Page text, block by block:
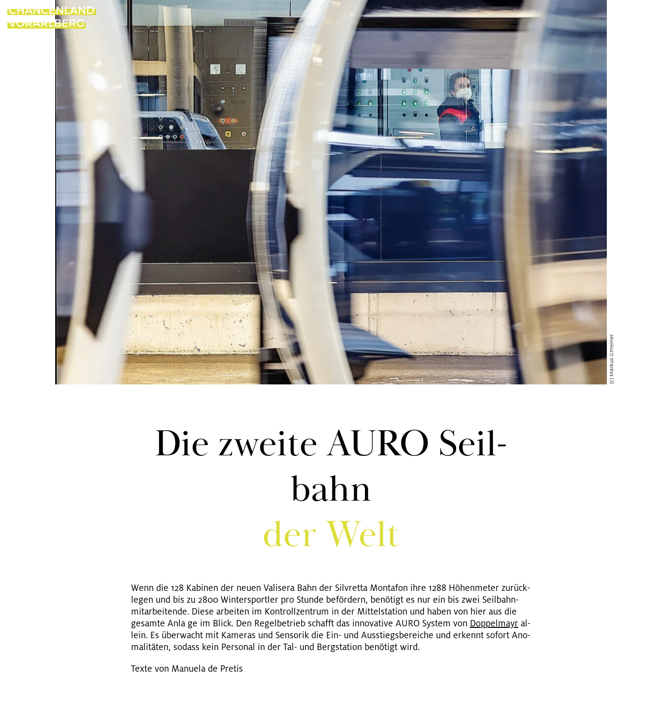
(c) Markus Gmeiner
Die zwei­te AURO Seil­
bahn
der Welt
Wenn die 128 Ka­bi­nen der neuen Va­li­se­ra Bahn der Sil­vret­ta Mon­ta­fon ihre 1288 Hö­hen­me­ter zu­rück­
le­gen und bis zu 2800 Win­ter­sport­ler pro Stun­de be­för­dern, be­nö­tigt es nur ein bis zwei Seil­bahn­
mit­ar­bei­ten­de. Diese ar­bei­ten im Kon­troll­zen­trum in der Mit­tel­sta­ti­on und haben von hier aus die
ge­sam­te Anla ge im Blick. Den Re­gel­be­trieb schafft das in­no­va­ti­ve AURO Sys­tem von Dop­pel­mayr al­
lein. Es über­wacht mit Ka­me­ras und Sen­so­rik die Ein- und Aus­stiegs­be­rei­che und er­kennt so­fort Ano­
ma­li­tä­ten, so­dass kein Per­so­nal in der Tal- und Berg­sta­ti­on be­nö­tigt wird.
Texte von Ma­nue­la de Pre­tis